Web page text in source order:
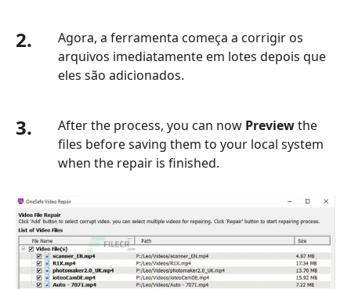
2.
Agora, a ferramenta começa a corrigir os
arquivos imediatamente em lotes depois que
eles são adicionados.
3. After the process, you can now Previewthe
files before saving them to your local system
when the repair is finished.